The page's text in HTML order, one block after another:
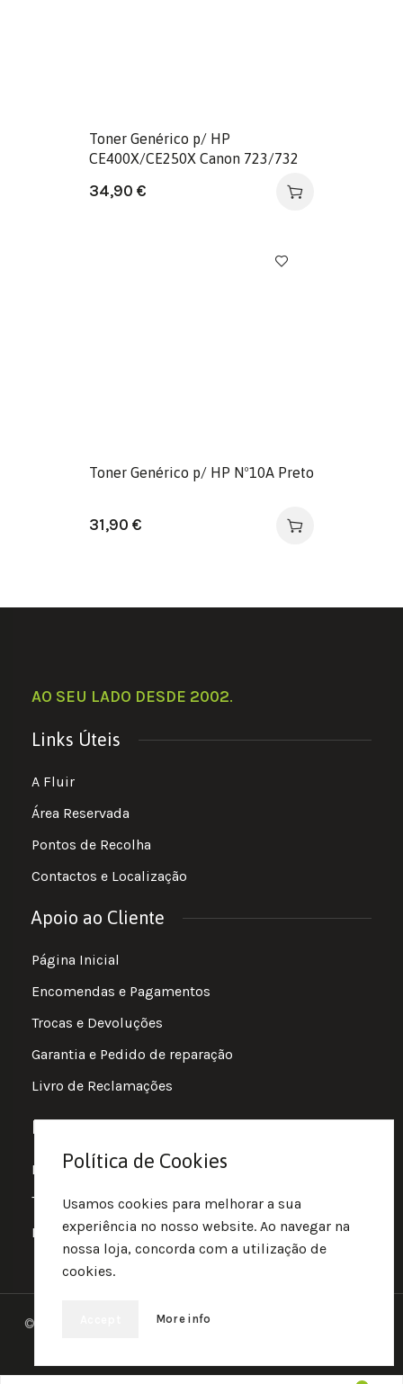
Toner Genérico p/ HP
CE400X/CE250X Canon 723/732
34,90 €
Toner Genérico p/ HP Nº10A Preto
31,90 €
AO SEU LADO DESDE 2002.
Links Úteis
A Fluir
Área Reservada
Pontos de Recolha
Contactos e Localização
Apoio ao Cliente
Página Inicial
Encomendas e Pagamentos
Trocas e Devoluções
Garantia e Pedido de reparação
Livro de Reclamações
Informações
Política de Privacidade
Termos e Condições
Política de Cookies
© 2025 • Fluir • Theme designed Quotidian Effects and
Política de Cookies
Usamos cookies para melhorar a sua
experiência no nosso website. Ao navegar na
nossa loja, concorda com a utilização de
cookies.
More info